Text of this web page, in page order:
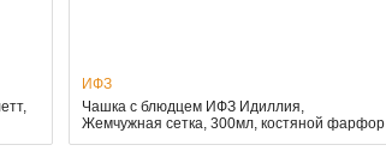
ИФЗ
Чашка с блюдцем ИФЗ Идиллия,
Жемчужная сетка, 300мл, костяной фарфор